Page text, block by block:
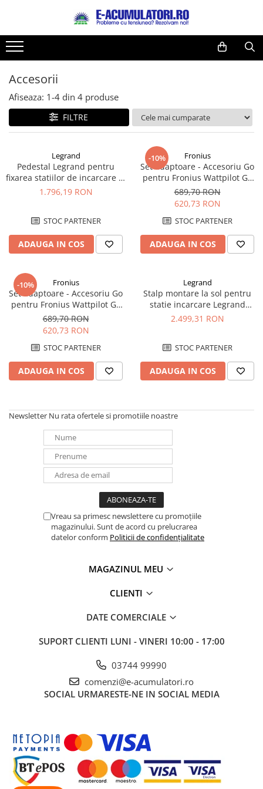
Toate Produsele
Acumulatori, Baterii si Incarcatoare
Uzuale
Baterii alcaline
Baterii litiu
Baterii rotunde argint
Baterii auditive
Accesorii baterii
Acumulatori
Ni-MH
Li-Ion
Panouri fotovoltaice si accesorii
Panouri fotovoltaice
Sisteme prindere panouri
fotovoltaice
Accesorii
Invertoare
Invertoare Hibrid
Invertoare Off-grid
Controlere solare
Sisteme de stocare energie
Pachete complete stocare energie
Sisteme fotovoltaice complete
Sisteme fotovoltaice de putere
mica (rulota/caravan/case de
Sisteme fotovoltaice profesionale
Pachete sisteme fotovoltaice
Statii de incarcare
Cabluri de incarcare vehicule
electrice
Accesorii
Turbine eoliene pentru casă
Reduceri de vara
Cabluri
Acumulatori
Diverse
Prelungitoare
Panouri fotovoltaice
Statii de incarcare EV
Accesorii
Afiseaza: 1-4 din 4 produse
FILTRE
Legrand
Pedestal Legrand pentru
fixarea statiilor de incarcare la
sol din material plastic
1.796,19 RON
STOC PARTENER
ADAUGA IN COS
-10% Fronius
Set adaptoare - Accesoriu Go
pentru Fronius Wattpilot Go
11
689,70 RON
620,73 RON
STOC PARTENER
ADAUGA IN COS
-10% Fronius
Set adaptoare - Accesoriu Go
pentru Fronius Wattpilot Go
22
689,70 RON
620,73 RON
STOC PARTENER
ADAUGA IN COS
Legrand
Stalp montare la sol pentru
statie incarcare Legrand
Green Up ONE
2.499,31 RON
STOC PARTENER
ADAUGA IN COS
Newsletter Nu rata ofertele si promotiile noastre
Vreau sa primesc newslettere cu promoțiile
magazinului. Sunt de acord cu prelucrarea
datelor conform Politicii de confidențialitate
MAGAZINUL MEU
CLIENTI
DATE COMERCIALE
SUPORT CLIENTI LUNI - VINERI 10:00 - 17:00
03744 99990
comenzi@e-acumulatori.ro
SOCIAL URMARESTE-NE IN SOCIAL MEDIA